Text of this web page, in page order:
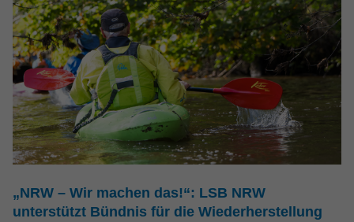
„NRW – Wir machen das!“: LSB NRW
unterstützt Bündnis für die Wiederherstellung